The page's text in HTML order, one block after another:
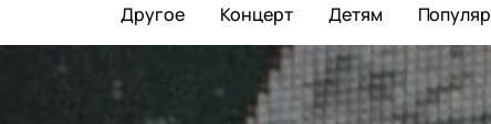
Другое Концерт Детям